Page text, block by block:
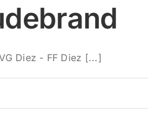
Diez - FF Diez [...]